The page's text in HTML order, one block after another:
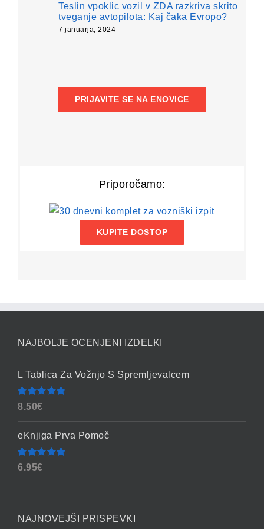
Teslin vpoklic vozil v ZDA razkriva skrito
tveganje avtopilota: Kaj čaka Evropo?
7 januarja, 2024
PRIJAVITE SE NA ENOVICE
Priporočamo:
KUPITE DOSTOP
NAJBOLJE OCENJENI IZDELKI
L Tablica Za Vožnjo S Spremljevalcem
Ocenjeno
8.50€
eKnjiga Prva Pomoč
Ocenjeno
6.95€
NAJNOVEJŠI PRISPEVKI